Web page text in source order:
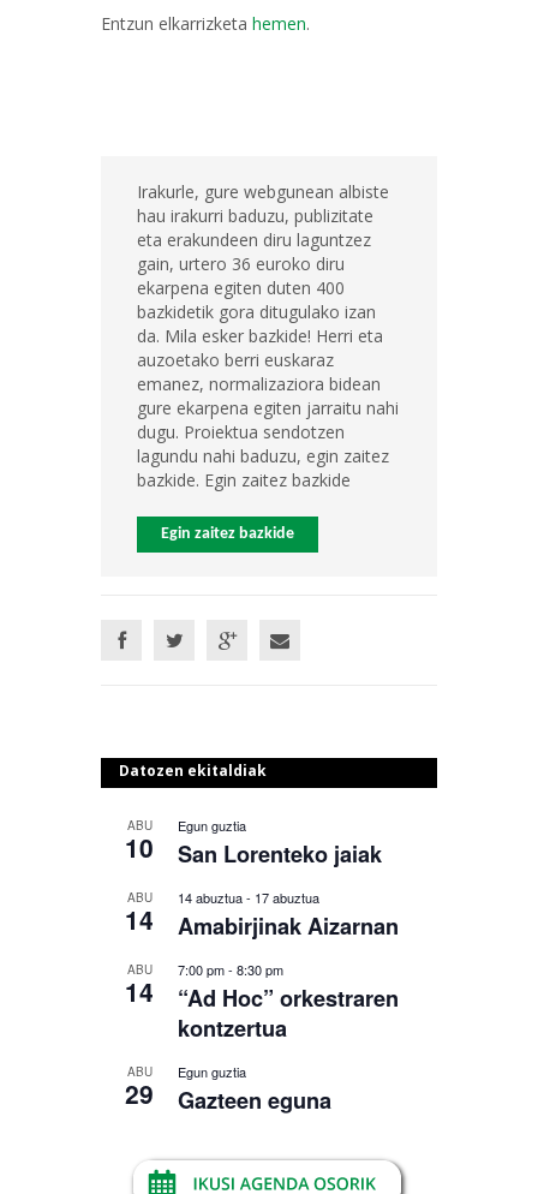
Entzun elkarrizketa hemen.
Irakurle, gure webgunean albiste
hau irakurri baduzu, publizitate
eta erakundeen diru laguntzez
gain, urtero 36 euroko diru
ekarpena egiten duten 400
bazkidetik gora ditugulako izan
da. Mila esker bazkide! Herri eta
auzoetako berri euskaraz
emanez, normalizaziora bidean
gure ekarpena egiten jarraitu nahi
dugu. Proiektua sendotzen
lagundu nahi baduzu, egin zaitez
bazkide. Egin zaitez bazkide
Egin zaitez bazkide
Datozen ekitaldiak
ABU
10
Egun guztia
San Lorenteko jaiak
ABU
14
14 abuztua- 17 abuztua
Amabirjinak Aizarnan
ABU
14
7:00 pm- 8:30 pm
“Ad Hoc” orkestraren
kontzertua
ABU
29
Egun guztia
Gazteen eguna